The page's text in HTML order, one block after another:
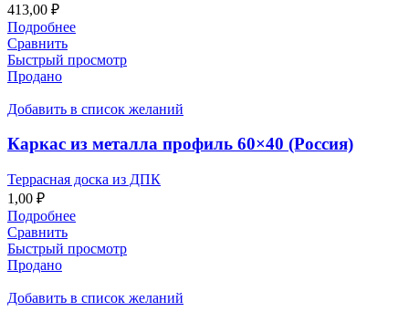
413,00 ₽
Подробнее
Сравнить
Быстрый просмотр
Продано
Добавить в список желаний
Каркас из металла профиль 60×40 (Россия)
Террасная доска из ДПК
1,00 ₽
Подробнее
Сравнить
Быстрый просмотр
Продано
Добавить в список желаний